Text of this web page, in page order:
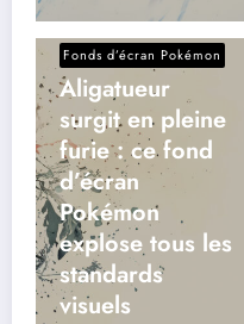
Fonds d’écran Pokémon
Aligatueur
surgit en pleine
furie : ce fond
d’écran
Pokémon
explose tous les
standards
visuels